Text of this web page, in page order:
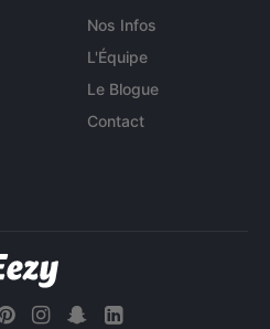
Nos Infos
L'Équipe
Le Blogue
Contact